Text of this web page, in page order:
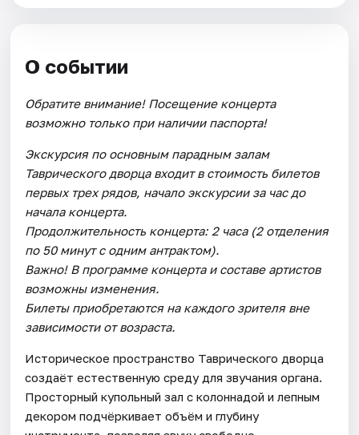
О событии
Обратите внимание! Посещение концерта
возможно только при наличии паспорта!
Экскурсия по основным парадным залам
Таврического дворца входит в стоимость билетов
первых трех рядов, начало экскурсии за час до
начала концерта.
Продолжительность концерта: 2 часа (2 отделения
по 50 минут с одним антрактом).
Важно! В программе концерта и составе артистов
возможны изменения.
Билеты приобретаются на каждого зрителя вне
зависимости от возраста.
Историческое пространство Таврического дворца
создаёт естественную среду для звучания органа.
Просторный купольный зал с колоннадой и лепным
декором подчёркивает объём и глубину